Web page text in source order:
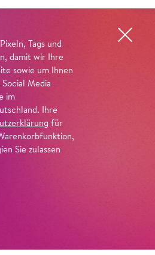
Tags und
damit wir Ihre
sowie um Ihnen
Media
im
Ihre
für
Sie zulassen